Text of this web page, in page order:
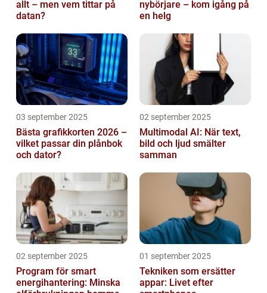
allt – men vem tittar på
datan?
nybörjare – kom igång på
en helg
03 september 2025
Bästa grafikkorten 2026 –
vilket passar din plånbok
och dator?
02 september 2025
Multimodal AI: När text,
bild och ljud smälter
samman
02 september 2025
Program för smart
energihantering: Minska
01 september 2025
Tekniken som ersätter
appar: Livet efter